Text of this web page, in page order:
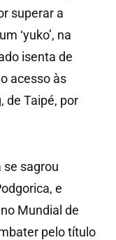
superar a
‘yuko’, na
isenta de
acesso às
de Taipé, por
se sagrou
e
Mundial de
pelo título